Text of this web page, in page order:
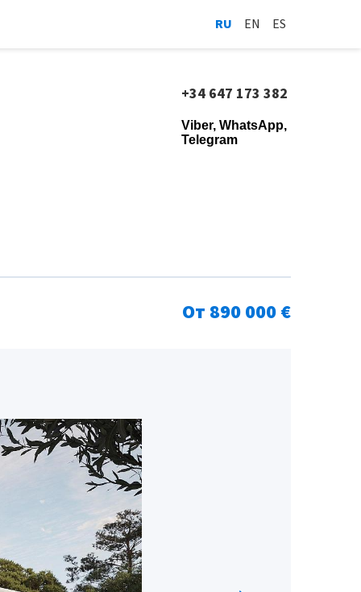
RU EN ES
+34 647 173 382
Viber, WhatsApp,
Telegram
От 890 000 €